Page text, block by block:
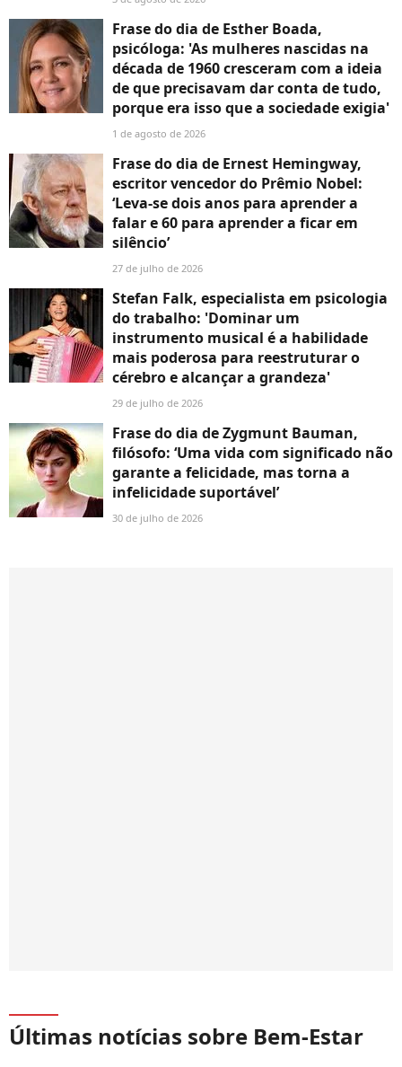
Frase do dia de Esther Boada,
psicóloga: 'As mulheres nascidas na
década de 1960 cresceram com a ideia
de que precisavam dar conta de tudo,
porque era isso que a sociedade exigia'
1 de agosto de 2026
Frase do dia de Ernest Hemingway,
escritor vencedor do Prêmio Nobel:
‘Leva-se dois anos para aprender a
falar e 60 para aprender a ficar em
silêncio’
27 de julho de 2026
Stefan Falk, especialista em psicologia
do trabalho: 'Dominar um
instrumento musical é a habilidade
mais poderosa para reestruturar o
cérebro e alcançar a grandeza'
29 de julho de 2026
Frase do dia de Zygmunt Bauman,
filósofo: ‘Uma vida com significado não
garante a felicidade, mas torna a
infelicidade suportável’
30 de julho de 2026
Últimas notícias sobre Bem-Estar